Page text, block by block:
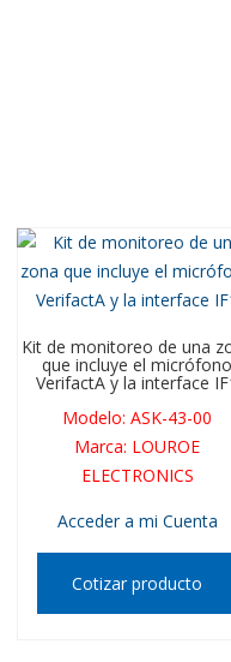
Kit de monitoreo de una
que incluye el micrófono
VerifactA y la interface
Modelo:ASK-43-00
Marca: LOUROE
ELECTRONICS
Acceder a mi Cuenta
Cotizar producto